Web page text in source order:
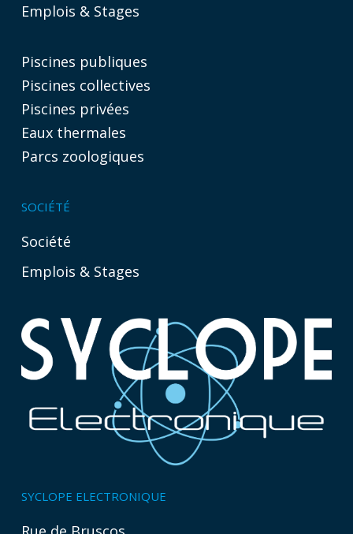
Emplois & Stages
Piscines publiques
Piscines collectives
Piscines privées
Eaux thermales
Parcs zoologiques
SOCIÉTÉ
Société
Emplois & Stages
SYCLOPE ELECTRONIQUE